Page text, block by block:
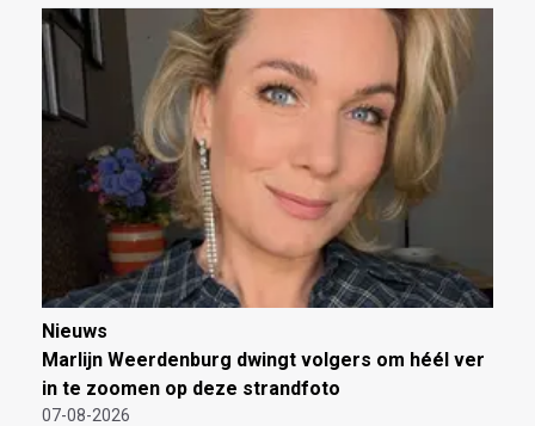
Nieuws
Marlijn Weerdenburg dwingt volgers om héél ver
in te zoomen op deze strandfoto
07-08-2026